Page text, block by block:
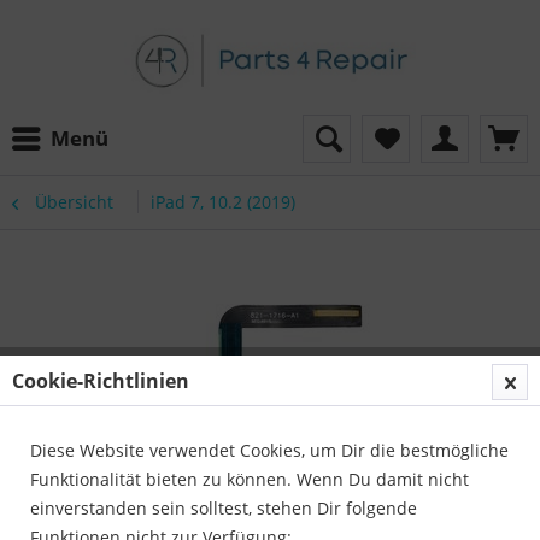
Menü
Übersicht iPad 7, 10.2 (2019)
Cookie-Richtlinien
Diese Website verwendet Cookies, um Dir die bestmögliche
Funktionalität bieten zu können. Wenn Du damit nicht
einverstanden sein solltest, stehen Dir folgende